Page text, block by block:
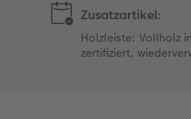
Zusatzartikel:
Holzleiste: Vollholz
zertifiziert,